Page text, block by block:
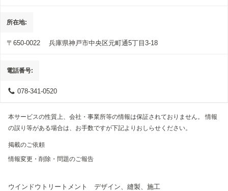
所在地
〒650-0022 兵庫県神戸市中央区元町通5丁目3-18
電話番号
078-341-0520
本サービスの性質上、会社・事業所等の情報は保証されておりません。 情報
の誤り等がある場合は、お手数ですが下記よりおしらせください。
掲載のご依頼
情報変更・削除・問題のご報告
ウインドウトリートメント デザイン、縫製、施工